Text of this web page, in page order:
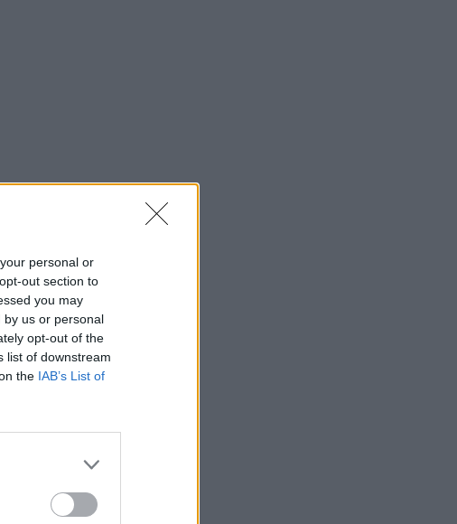
personal or
out section to
you may
by us or personal
opt-out of the
list of downstream
the IAB’s List of